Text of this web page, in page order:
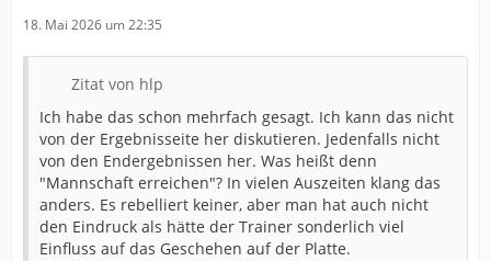
18. Mai 2026 um 22:35
Zitat von hlp
Ich habe das schon mehrfach gesagt. Ich kann das nicht
von der Ergebnisseite her diskutieren. Jedenfalls nicht
von den Endergebnissen her. Was heißt denn
"Mannschaft erreichen"? In vielen Auszeiten klang das
anders. Es rebelliert keiner, aber man hat auch nicht
den Eindruck als hätte der Trainer sonderlich viel
Einfluss auf das Geschehen auf der Platte.